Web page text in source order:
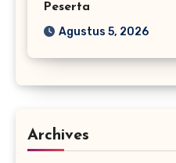
Peserta
Agustus 5, 2026
Archives